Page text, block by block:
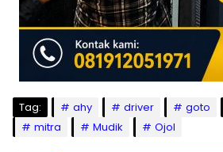
Tag: ahy driver goto
mitra
Mudik Ojol